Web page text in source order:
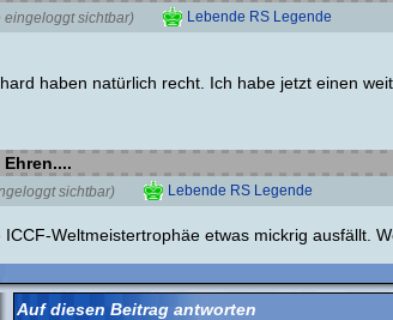
eingeloggt sichtbar) Lebende RS Legende
haben natürlich recht. Ich habe jetzt einen
sichtbar) Lebende RS Legende
Weltmeistertrophäe etwas mickrig ausfällt.
Auf diesen Beitrag antworten